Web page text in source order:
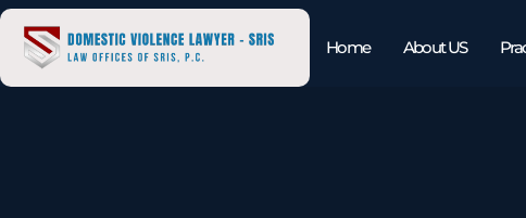
Home About US